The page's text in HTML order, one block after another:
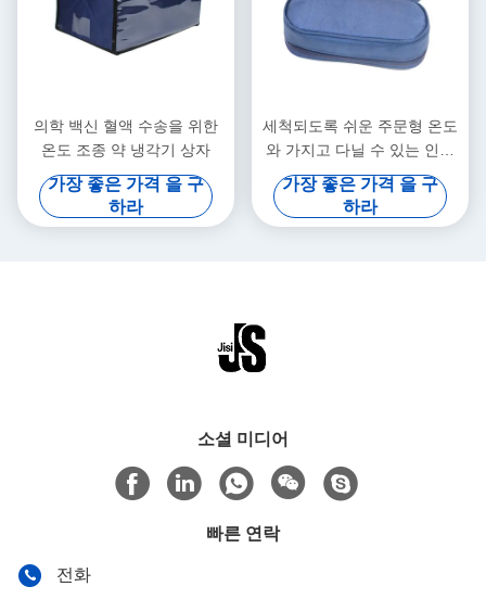
의학 백신 혈액 수송을 위한
온도 조종 약 냉각기 상자
가장 좋은 가격 을 구
하라
세척되도록 쉬운 주문형 온도
와 가지고 다닐 수 있는 인슐
린 의학 냉장 용기
가장 좋은 가격 을 구
하라
소셜 미디어
빠른 연락
전화